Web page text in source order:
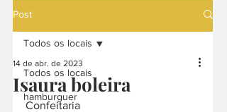
Post
Todos os locais
hamburguer
Todos os locais
Isaura boleira
14 de abr. de 2023
Confeitaria